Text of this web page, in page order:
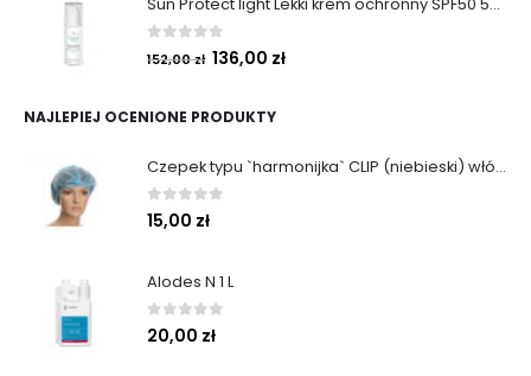
out of 5
152,00zł 136,00 zł
NAJLEPIEJ OCENIONE PRODUKTY
Czepek typu `harmonijka` CLIP (niebieski) włókninowy (100szt)
0out of 5
15,00 zł
Alodes N 1 L
0out of 5
20,00 zł